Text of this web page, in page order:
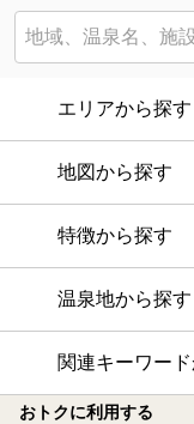
エリアから探す
地図から探す
特徴から探す
温泉地から探す
関連キーワー
おトクに利用する